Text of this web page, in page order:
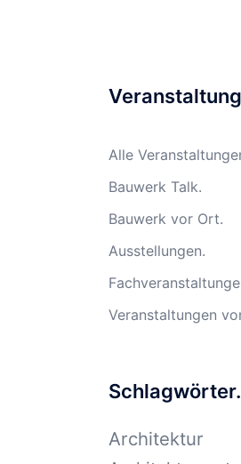
Alle
Bauwerk Talk.
Bauwerk vor Ort.
Ausstellungen.
Veranstaltungen
Schlagwörter.
Architektur